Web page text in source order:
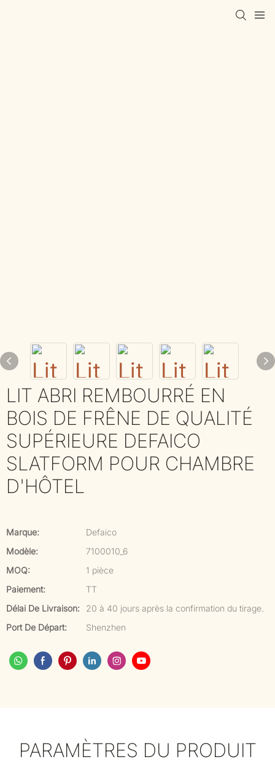
LIT ABRI REMBOURRÉ EN
BOIS DE FRÊNE DE QUALITÉ
SUPÉRIEURE DEFAICO
SLATFORM POUR CHAMBRE
D'HÔTEL
Marque:
Defaico
Modèle:
7100010_6
MOQ:
1 pièce
Paiement:
TT
Délai De Livraison:
20 à 40 jours après la confirmation du tirage.
Port De Départ:
Shenzhen
PARAMÈTRES DU PRODUIT